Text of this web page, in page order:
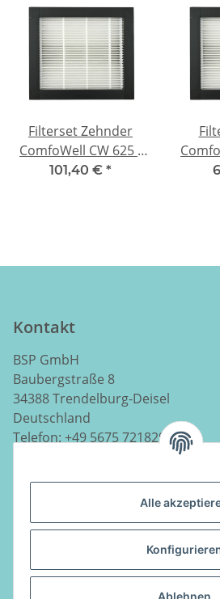
Alle
Filterset Zehnder
ComfoWell CW 625 -
2x F7
101,40 € *
Kontakt
BSP GmbH
Baubergstraße 8
34388 Trendelburg-Deisel
Deutschland
Telefon: +49 5675 7218290
Informationen
Gesetzliche Informationen